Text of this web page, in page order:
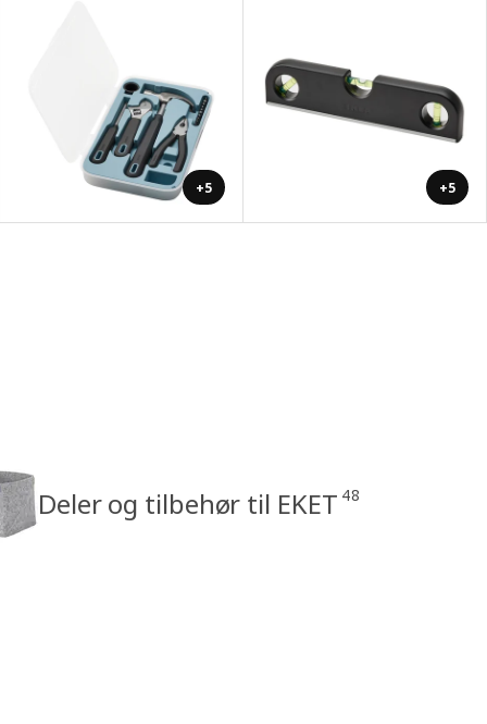
+5 +5
Deler og tilbehør til EKET 48